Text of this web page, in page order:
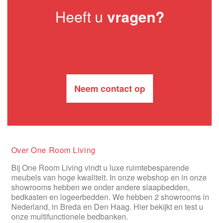
Heeft u vragen?
Neem contact op
Over One Room Living
Bij One Room Living vindt u luxe ruimtebesparende
meubels van hoge kwaliteit. In onze webshop en in onze
showrooms hebben we onder andere slaapbedden,
bedkasten en logeerbedden. We hebben 2 showrooms in
Nederland, in Breda en Den Haag. Hier bekijkt en test u
onze multifunctionele bedbanken.